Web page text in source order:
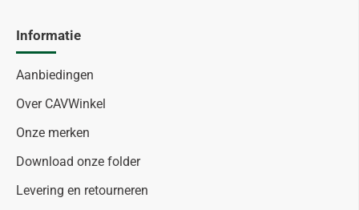
Informatie
Aanbiedingen
Over CAVWinkel
Onze merken
Download onze folder
Levering en retourneren